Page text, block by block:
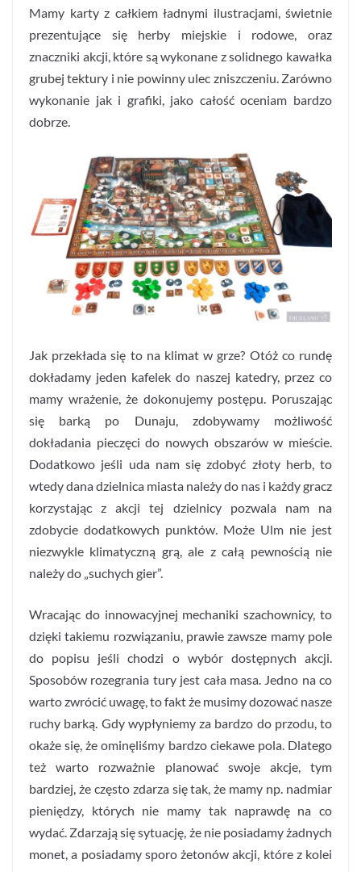
Mamy karty z całkiem ładnymi ilustracjami, świetnie
prezentujące się herby miejskie i rodowe, oraz
znaczniki akcji, które są wykonane z solidnego kawałka
grubej tektury i nie powinny ulec zniszczeniu. Zarówno
wykonanie jak i grafiki, jako całość oceniam bardzo
dobrze.
Jak przekłada się to na klimat w grze? Otóż co rundę
dokładamy jeden kafelek do naszej katedry, przez co
mamy wrażenie, że dokonujemy postępu. Poruszając
się barką po Dunaju, zdobywamy możliwość
dokładania pieczęci do nowych obszarów w mieście.
Dodatkowo jeśli uda nam się zdobyć złoty herb, to
wtedy dana dzielnica miasta należy do nas i każdy gracz
korzystając z akcji tej dzielnicy pozwala nam na
zdobycie dodatkowych punktów. Może Ulm nie jest
niezwykle klimatyczną grą, ale z całą pewnością nie
należy do „suchych gier”.
Wracając do innowacyjnej mechaniki szachownicy, to
dzięki takiemu rozwiązaniu, prawie zawsze mamy pole
do popisu jeśli chodzi o wybór dostępnych akcji.
Sposobów rozegrania tury jest cała masa. Jedno na co
warto zwrócić uwagę, to fakt że musimy dozować nasze
ruchy barką. Gdy wypłyniemy za bardzo do przodu, to
okaże się, że ominęliśmy bardzo ciekawe pola. Dlatego
też warto rozważnie planować swoje akcje, tym
bardziej, że często zdarza się tak, że mamy np. nadmiar
pieniędzy, których nie mamy tak naprawdę na co
wydać. Zdarzają się sytuację, że nie posiadamy żadnych
monet, a posiadamy sporo żetonów akcji, które z kolei